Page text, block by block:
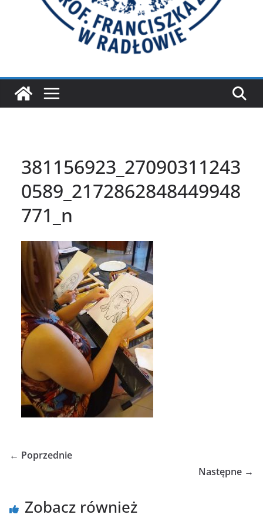
381156923_27090311243
0589_2172862848449948
771_n
← Poprzednie
Następne →
Zobacz również